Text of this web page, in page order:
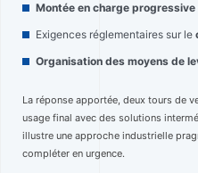
Montée en charge progressive
Exigences réglementaires sur le
Organisation des moyens de
La réponse apportée, deux tours de
usage final avec des solutions
illustre une approche industrielle
compléter en urgence.